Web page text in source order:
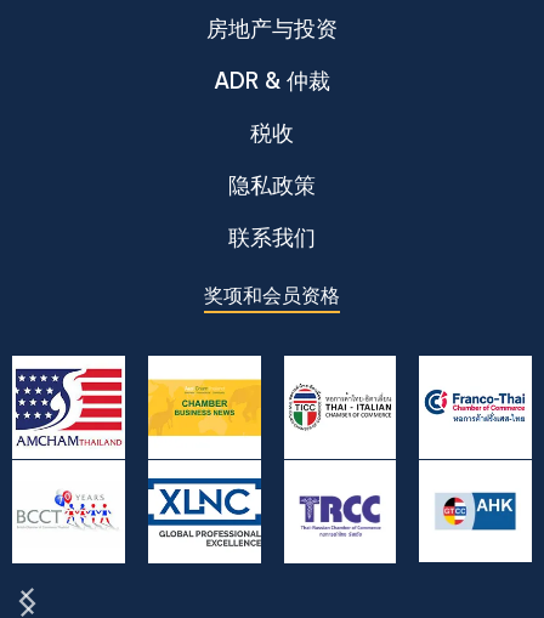
房地产与投资
ADR & 仲裁
税收
隐私政策
联系我们
奖项和会员资格